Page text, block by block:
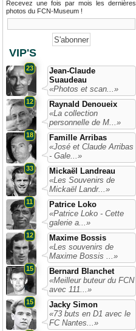
Recevez une fois par mois les dernières
photos du FCN-Museum !
VIP'S
23
Jean-Claude
Suaudeau
«Photos et scan...»
12
Raynald Denoueix
«La collection
personnelle de M...»
18
Famille Arribas
«José et Claude Arribas
- Gale...»
33
Mickaël Landreau
«Les Souvenirs de
Mickaël Landr...»
11
Patrice Loko
«Patrice Loko - Cette
galerie a...»
12
Maxime Bossis
«Les souvenirs de
Maxime Bossis ...»
15
Bernard Blanchet
«Meilleur buteur du FCN
avec 111...»
15
Jacky Simon
«73 buts en D1 avec le
FC Nantes...»